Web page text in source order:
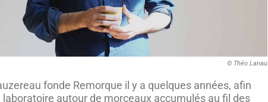
© Théo Lanau
fonde Remorque il y a quelques années, afin
laboratoire autour de morceaux accumulés au fil des